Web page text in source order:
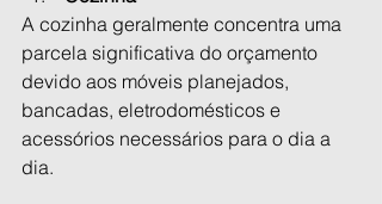
A cozinha geralmente concentra uma
parcela significativa do orçamento
devido aos móveis planejados,
bancadas, eletrodomésticos e
acessórios necessários para o dia a
dia.